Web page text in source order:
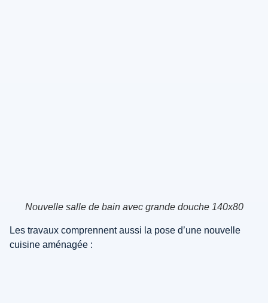
Nouvelle salle de bain avec grande douche 140x80
Les travaux comprennent aussi la pose d’une nouvelle
cuisine aménagée :